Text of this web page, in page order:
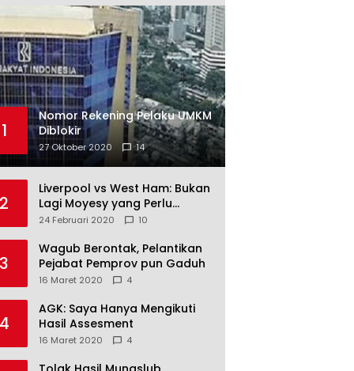
1
Nomor Rekening Pelaku UMKM
Diblokir
27 Oktober 2020 14
2
Liverpool vs West Ham: Bukan
Lagi Moyesy yang Perlu
Ditakuti
24 Februari 2020 10
3
Wagub Berontak, Pelantikan
Pejabat Pemprov pun Gaduh
16 Maret 2020 4
4
AGK: Saya Hanya Mengikuti
Hasil Assesment
16 Maret 2020 4